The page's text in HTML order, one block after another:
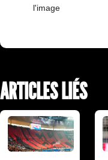
l'image
ARTICLES LIÉS